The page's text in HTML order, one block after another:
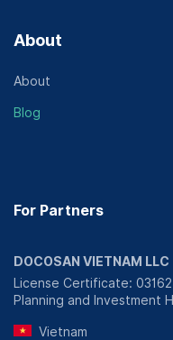
About
About
Blog
For Partners
DOCOSAN VIETNAM LLC
License Certificate:
Planning and Investment
Vietnam